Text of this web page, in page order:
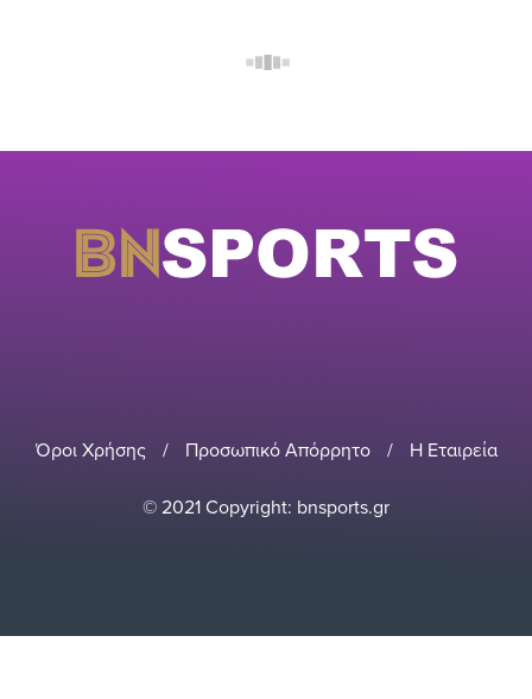
Όροι Χρήσης / Προσωπικό Απόρρητο / Η Εταιρεία
© 2021 Copyright: bnsports.gr